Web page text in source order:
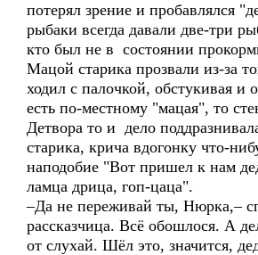
потерял зрение и пробавлялся
рыбаки всегда давали две-три
кто был не в состоянии
Мацой старика прозвали из-за
ходил с палочкой, обстукивая и
есть по-местному "мацая", то
Детвора то и дело
старика, крича вдогонку что-
наподобие "Вот пришел к нам
ламца дрица, гоп-цаца".
–Да не переживай ты, Нюрка,–
рассказчица. Всё обошлося. А
от слухай. Шёл это, значится,